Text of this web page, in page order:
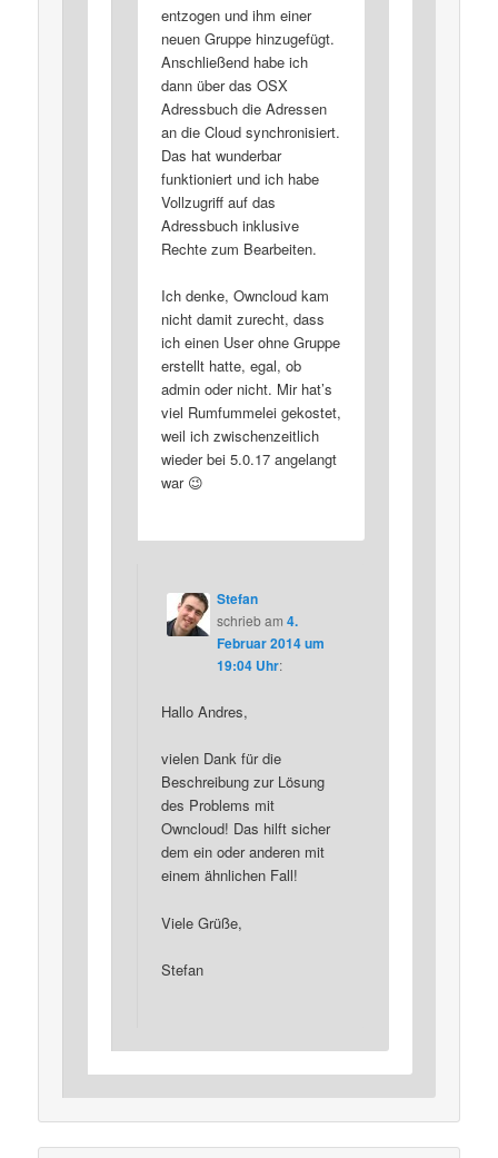
entzogen und ihm einer
neuen Gruppe hinzugefügt.
Anschließend habe ich
dann über das OSX
Adressbuch die Adressen
an die Cloud synchronisiert.
Das hat wunderbar
funktioniert und ich habe
Vollzugriff auf das
Adressbuch inklusive
Rechte zum Bearbeiten.
Ich denke, Owncloud kam
nicht damit zurecht, dass
ich einen User ohne Gruppe
erstellt hatte, egal, ob
admin oder nicht. Mir hat’s
viel Rumfummelei gekostet,
weil ich zwischenzeitlich
wieder bei 5.0.17 angelangt
war 😉
Stefan
schriebam 4.
Februar 2014 um
19:04 Uhr:
Hallo Andres,
vielen Dank für die
Beschreibung zur Lösung
des Problems mit
Owncloud! Das hilft sicher
dem ein oder anderen mit
einem ähnlichen Fall!
Viele Grüße,
Stefan